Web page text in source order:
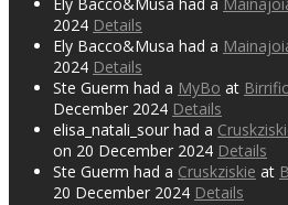
Ely Bacco&Musa had a
2024 Details
Ely Bacco&Musa had a
2024 Details
Ste Guerm had a MyBo at
December 2024 Details
elisa_natali_sour had a
on 20 December 2024 Details
Ste Guerm had a Cruskziskie at
20 December 2024 Details